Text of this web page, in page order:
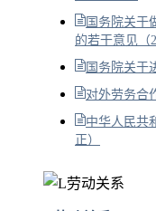
国务院关于
的若干意见（
国务院关于
对外劳务合
中华人民共
正）